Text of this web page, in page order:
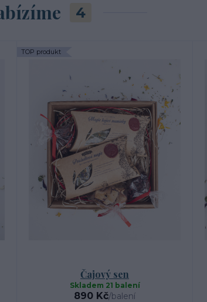
4
TOP produkt
Čajový sen
890 Kč/balení
Skladem 21 balení